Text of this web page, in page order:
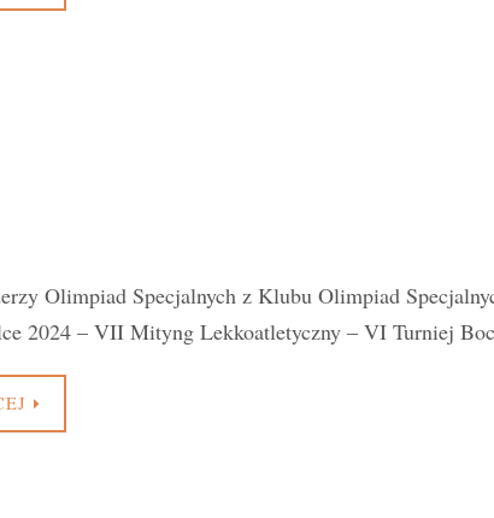
Olimpiad Specjalnych z Klubu Olimpiad
2024 – VII Mityng Lekkoatletyczny – VI Turniej